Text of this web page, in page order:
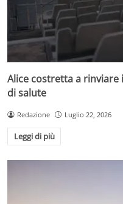
Alice costretta a
di salute
Redazione Luglio 22, 2026
Leggi di più